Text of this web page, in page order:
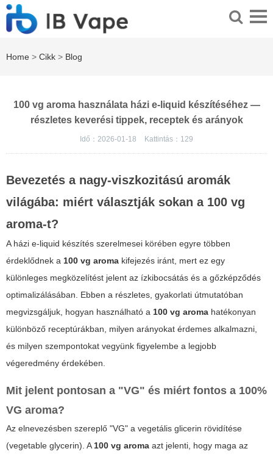
Home > Cikk > Blog
100 vg aroma használata házi e-liquid készítéséhez —
részletes keverési tippek, receptek és arányok
Idő：2026-01-18 Kattintás： 129
Bevezetés a nagy-viszkozitású aromák
világába: miért választják sokan a 100 vg
aroma-t?
A házi e-liquid készítés szerelmesei körében egyre többen
érdeklődnek a 100 vg aroma kifejezés iránt, mert ez egy
különleges megközelítést jelent az ízkibocsátás és a gőzképződés
optimalizálásában. Ebben a részletes, gyakorlati útmutatóban
megvizsgáljuk, hogyan használható a 100 vg aroma hatékonyan
különböző receptúrákban, milyen arányokat érdemes alkalmazni,
és milyen szempontokat vegyünk figyelembe a legjobb
végeredmény érdekében.
Mit jelent pontosan a "VG" és miért fontos a 100%
VG aroma?
Az elnevezésben szereplő "VG" a vegetális glicerin rövidítése
(vegetable glycerin). A100 vg aroma azt jelenti, hogy maga az